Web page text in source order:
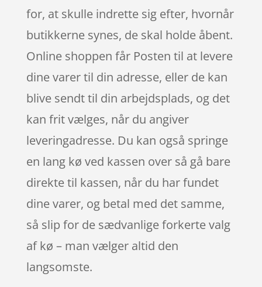
for, at skulle indrette sig efter, hvornår
butikkerne synes, de skal holde åbent.
Online shoppen får Posten til at levere
dine varer til din adresse, eller de kan
blive sendt til din arbejdsplads, og det
kan frit vælges, når du angiver
leveringadresse. Du kan også springe
en lang kø ved kassen over så gå bare
direkte til kassen, når du har fundet
dine varer, og betal med det samme,
så slip for de sædvanlige forkerte valg
af kø – man vælger altid den
langsomste.